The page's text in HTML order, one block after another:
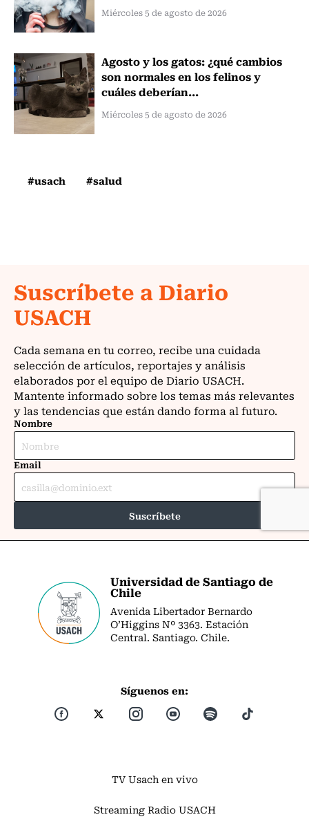
Miércoles 5 de agosto de 2026
Agosto y los gatos: ¿qué cambios
son normales en los felinos y
cuáles deberían...
Miércoles 5 de agosto de 2026
#usach #salud
Universidad de Santiago de
Chile
Avenida Libertador Bernardo
O’Higgins Nº 3363. Estación
Central. Santiago. Chile.
Síguenos en:
TV Usach en vivo
Streaming Radio USACH